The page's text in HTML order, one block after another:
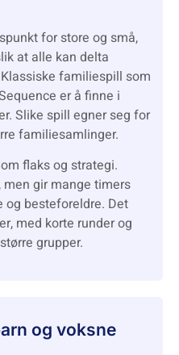
for store og små,
at alle kan delta
familiespill som
er å finne i
Slike spill egner seg for
familiesamlinger.
flaks og strategi.
gir mange timers
og besteforeldre. Det
med korte runder og
grupper.
og voksne